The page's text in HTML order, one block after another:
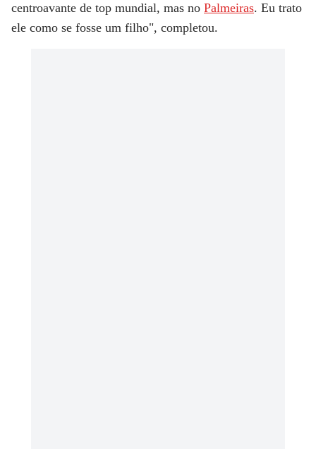
centroavante de top mundial, mas no Palmeiras. Eu trato
ele como se fosse um filho", completou.